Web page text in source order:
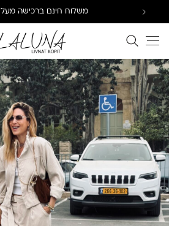
משלוח חינם ברכישה מעל 800 ₪
חיפוש באתר